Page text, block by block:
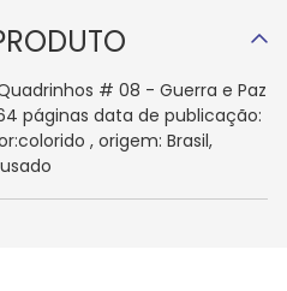
# 08 - Guerra e Paz
páginas data de publicação:
, origem: Brasil,